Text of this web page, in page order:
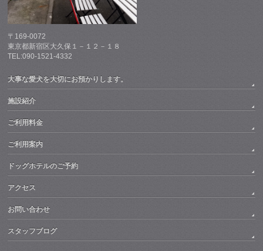
〒169-0072
東京都新宿区大久保１－１２－１８
TEL:090-1521-4332
大事な愛犬を大切にお預かりします。
施設紹介
ご利用料金
ご利用案内
ドッグホテルのご予約
アクセス
お問い合わせ
スタッフブログ